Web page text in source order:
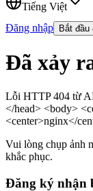
Tiếng Việt
Đăng nhập
Bắt đầu
Đã xảy
Lỗi HTTP 404 từ
</head> <body>
<center>nginx</
Vui lòng chụp ảnh
khắc phục.
Đăng ký nhận